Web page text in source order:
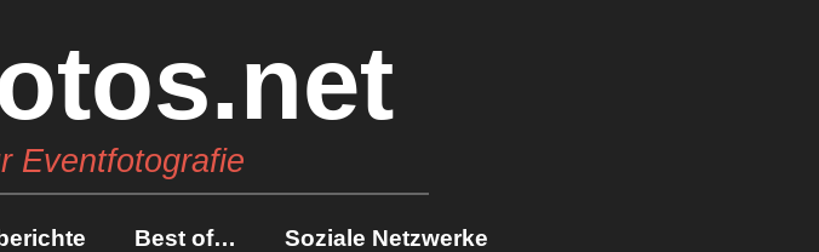
Eventfotografie
Best of…
Soziale Netzwerke